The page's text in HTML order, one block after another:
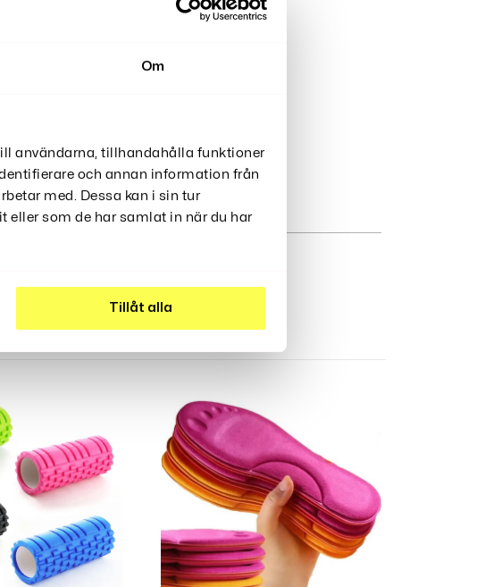
Om
användarna, tillhandahålla funktioner
och annan information från
med. Dessa kan i sin tur
som de har samlat in när du har
Tillåt alla
användarmanual